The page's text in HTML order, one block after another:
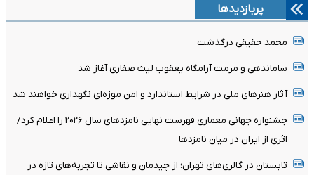
پربازدیدها
محمد حقیقی درگذشت
ساماندهی و مرمت آرامگاه یعقوب لیث صفاری آغاز شد
آثار هنرهای ملی در شرایط استاندارد و امن موزه‌ای نگهداری خواهند شد
جشنواره جهانی معماری فهرست نهایی نامزدهای سال ۲۰۲۶ را اعلام کرد/
اثری از ایران در میان نامزدها
تابستان در گالری‌های تهران؛ از چیدمان و نقاشی تا تجربه‌های تازه در